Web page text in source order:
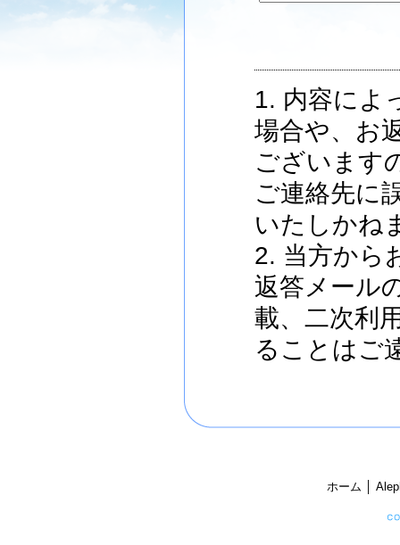
1. 内容によ
場合や、お
ございます
ご連絡先に
いたしかね
2. 当方から
返答メール
載、二次利
ることはご
ホーム